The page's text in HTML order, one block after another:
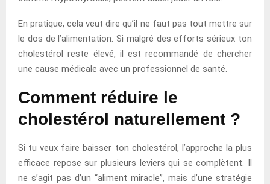
En pratique, cela veut dire qu’il ne faut pas tout mettre sur
le dos de l’alimentation. Si malgré des efforts sérieux ton
cholestérol reste élevé, il est recommandé de chercher
une cause médicale avec un professionnel de santé.
Comment réduire le
cholestérol naturellement ?
Si tu veux faire baisser ton cholestérol, l’approche la plus
efficace repose sur plusieurs leviers qui se complètent. Il
ne s’agit pas d’un “aliment miracle”, mais d’une stratégie